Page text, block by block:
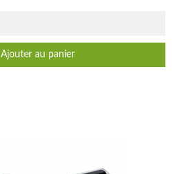
Ajouter au panier